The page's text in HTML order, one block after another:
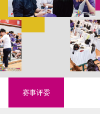
赛事评委